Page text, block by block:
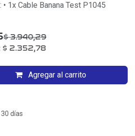
• 1x Cable Banana Test P1045
$3.940,29
$ 2.352,78
Agregar al carrito
días